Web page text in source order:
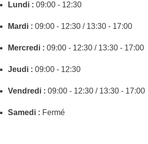
Lundi : 09:00 - 12:30
Mardi : 09:00 - 12:30 / 13:30 - 17:00
Mercredi : 09:00 - 12:30 / 13:30 - 17:00
Jeudi : 09:00 - 12:30
Vendredi : 09:00 - 12:30 / 13:30 - 17:00
Samedi : Fermé